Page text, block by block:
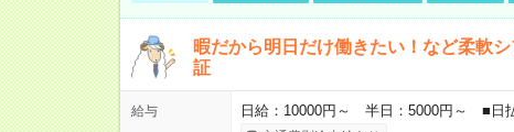
暇だから明日だけ働きたい！など柔軟
証
給与 日給：10000円～ 半日：5000円～ ■日